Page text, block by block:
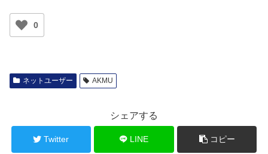
0
ネットユーザー AKMU
シェアする
Twitter LINE コピー